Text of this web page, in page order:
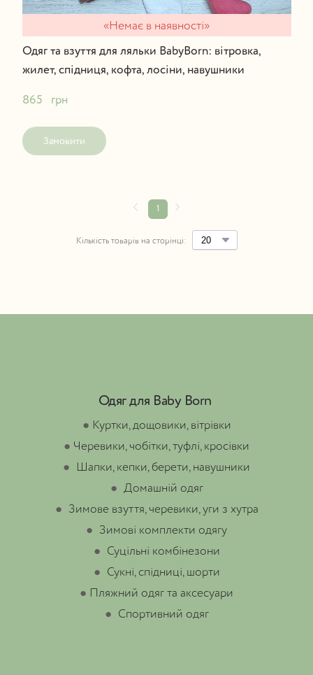
«Немає в наявності»
Одяг та взуття для ляльки BabyBorn: вітровка,
жилет, спідниця, кофта, лосіни, навушники
865   грн
Замовити
Кількість товарів на сторінці:
1
Одяг для Baby Born
● Куртки, дощовики, вітрівки
● Черевики, чобітки, туфлі, кросівки
●
Шапки, кепки, берети, навушники
● Домашній одяг
● Зимове взуття, черевики, уги з хутра
● Зимові комплекти одягу
● Суцільні комбінезони
● Сукні, спідниці, шорти
● Пляжний одяг та аксесуари
● Спортивний одяг